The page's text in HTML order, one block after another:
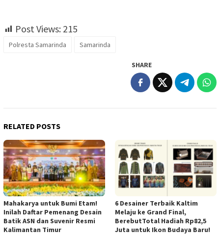
Post Views: 215
Polresta Samarinda Samarinda
SHARE
RELATED POSTS
Mahakarya untuk Bumi Etam!
Inilah Daftar Pemenang Desain
Batik ASN dan Suvenir Resmi
Kalimantan Timur
6 Desainer Terbaik Kaltim
Melaju ke Grand Final,
BerebutTotal Hadiah Rp82,5
Juta untuk Ikon Budaya Baru!